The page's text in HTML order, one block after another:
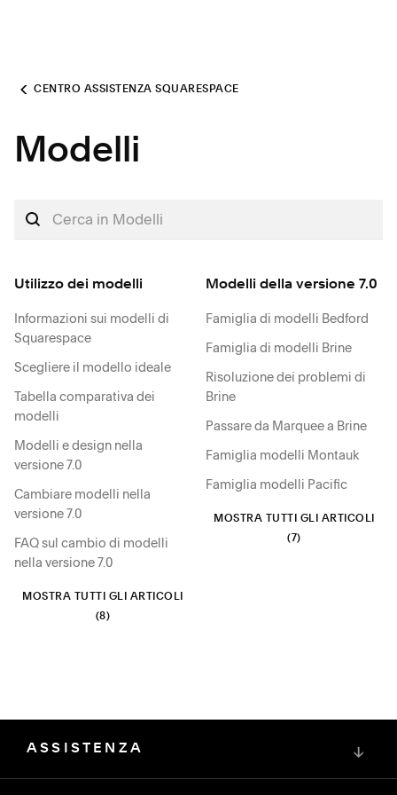
CENTRO ASSISTENZA SQUARESPACE
Modelli
Utilizzo dei modelli
Informazioni sui modelli di
Squarespace
Scegliere il modello ideale
Tabella comparativa dei
modelli
Modelli e design nella
versione 7.0
Cambiare modelli nella
versione 7.0
FAQ sul cambio di modelli
nella versione 7.0
MOSTRA TUTTI GLI ARTICOLI
(8)
Modelli della versione 7.0
Famiglia di modelli Bedford
Famiglia di modelli Brine
Risoluzione dei problemi di
Brine
Passare da Marquee a Brine
Famiglia modelli Montauk
Famiglia modelli Pacific
MOSTRA TUTTI GLI ARTICOLI
(7)
ASSISTENZA ↓